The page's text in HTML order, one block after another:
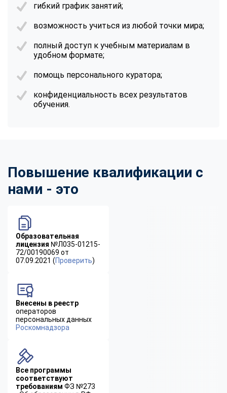
гибкий график занятий;
возможность учиться из любой точки мира;
полный доступ к учебным материалам в
удобном формате;
помощь персонального куратора;
конфиденциальность всех результатов
обучения.
Повышение квалификации с
нами - это
Образовательная
лицензия №Л035-01215-
72/00190069 от
07.09.2021 (Проверить)
Внесены в реестр
операторов
персональных данных
Роскомнадзора
Все программы
соответствуют
требованиям ФЗ №273